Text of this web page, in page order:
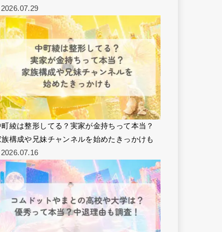
2026.07.29
町綾は整形してる？実家が金持ちって本当？
族構成や兄妹チャンネルを始めたきっかけも
2026.07.16